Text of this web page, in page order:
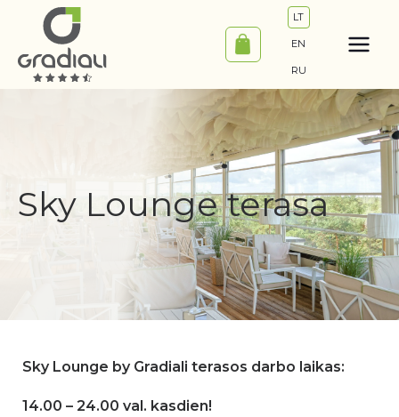
turinio
LT
EN
RU
Sky Lounge terasa
Sky Lounge by Gradiali terasos darbo laikas:
14.00 – 24.00 val. kasdien!